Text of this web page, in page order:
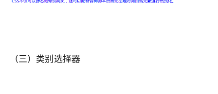
（三）类别选择器